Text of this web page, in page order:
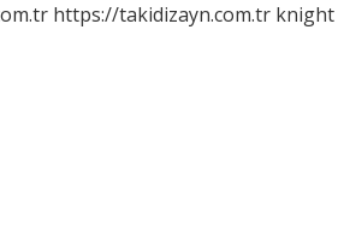
https://takidizayn.com.tr